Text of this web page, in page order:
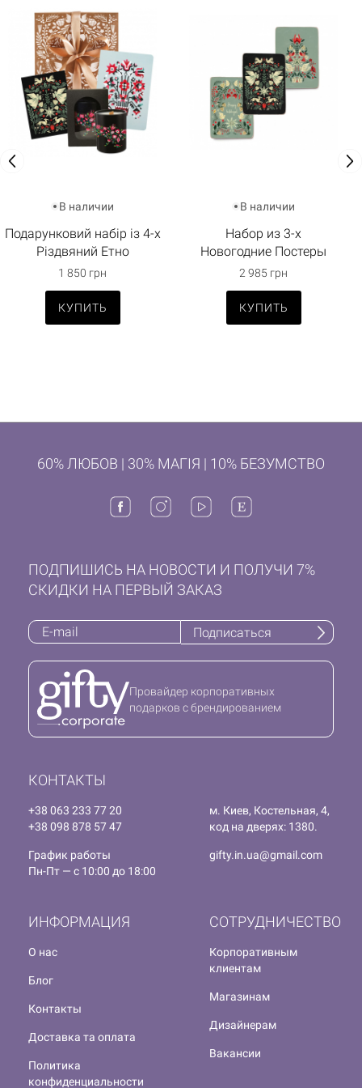
В наличии
Подарунковий набір із 4-х
Різдвяний Етно
1 850 грн
КУПИТЬ
В наличии
Набор из 3-х
Новогодние Постеры
2 985 грн
КУПИТЬ
60% ЛЮБОВ | 30% МАГІЯ | 10% БЕЗУМСТВО
КОНТАКТЫ
+38 063 233 77 20
+38 098 878 57 47
м. Киев, Костельная, 4,
код на дверях: 1380.
График работы
Пн-Пт — с 10:00 до 18:00
gifty.in.ua@gmail.com
СОТРУДНИЧЕСТВО
Корпоративным
клиентам
Магазинам
Дизайнерам
Вакансии
ИНФОРМАЦИЯ
О нас
Блог
Контакты
Доставка та оплата
Политика
конфиденциальности
ПОДПИШИСЬ НА НОВОСТИ И ПОЛУЧИ 7%
СКИДКИ НА ПЕРВЫЙ ЗАКАЗ
Подписаться
Провайдер корпоративных
подарков с брендированием